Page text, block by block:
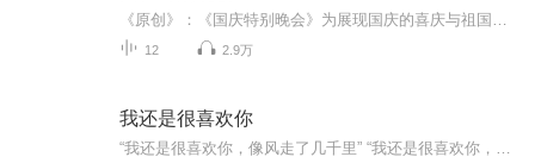
12 2.9万
我还是很喜欢你